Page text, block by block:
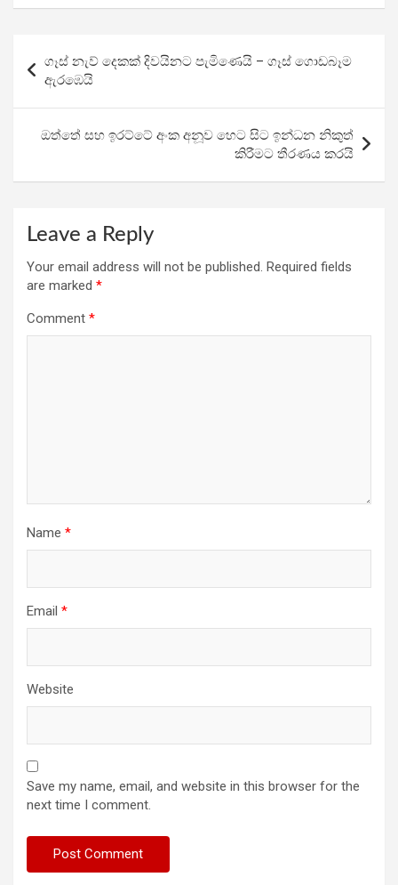
ce
b
o
o
k
tt
er
at
s
A
p
p
e
gr
a
m
ar
e
navigation
ගෑස් නැව් දෙකක් දිවයිනට පැමිණෙයි – ගෑස් ගොඩබෑම
ඇරඹෙයි
ඔත්තේ සහ ඉරට්ටේ අංක අනූව හෙට සිට ඉන්ධන නිකුත්
කිරීමට තීරණය කරයි
Leave a Reply
Your email address will not be published. Required fields
are marked *
Comment *
Name *
Email *
Website
Save my name, email, and website in this browser for the
next time I comment.